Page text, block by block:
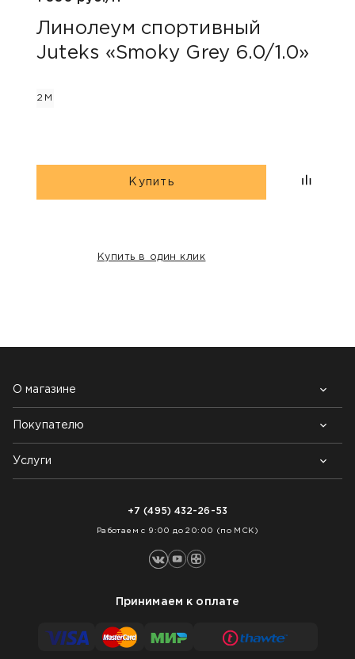
Линолеум спортивный
Juteks «Smoky Grey 6.0/1.0»
2М
Купить
Купить в один клик
О магазине
Почему выбирают нас
Контакты
Блог
Покупателю
Возврат товара
Как заказать
Услуги
+7 (495) 432-26-53
Работаем с 9:00 до 20:00 (по МСК)
Принимаем к оплате